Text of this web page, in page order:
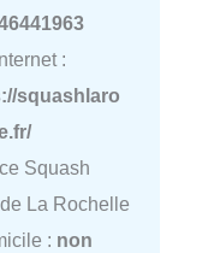
:
squashlaro
Squash
La Rochelle
: non